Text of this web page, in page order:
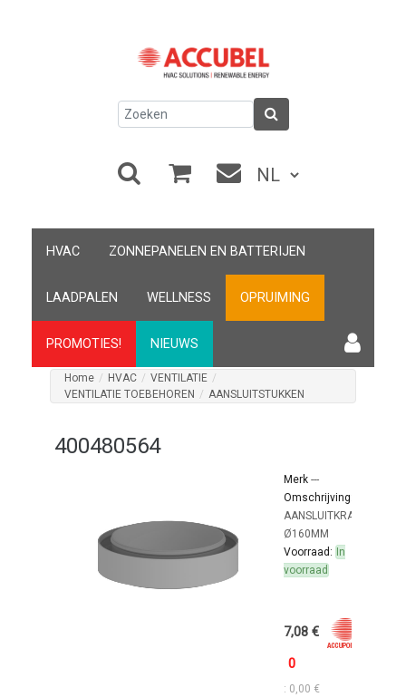
HVAC ZONNEPANELEN EN BATTERIJEN
LAADPALEN WELLNESS OPRUIMING
PROMOTIES! NIEUWS
Home / HVAC / VENTILATIE /
VENTILATIE TOEBEHOREN / AANSLUITSTUKKEN
400480564
Merk---
Omschrijving:
AANSLUITKRAAG
Ø160MM
Voorraad:
In
voorraad
7,08 €
0
: 0,00 €